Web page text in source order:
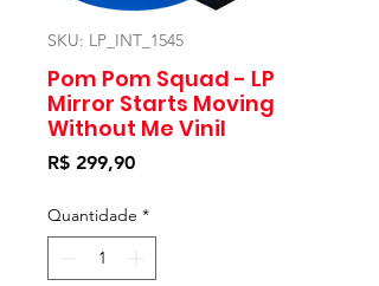
SKU: LP_INT_1545
Pom Pom Squad - LP
Mirror Starts Moving
Without Me Vinil
R$ 299,90Preço
Quantidade *